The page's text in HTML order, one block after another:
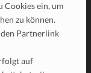
Cookies ein, um
zu können.
den Partnerlink
auf